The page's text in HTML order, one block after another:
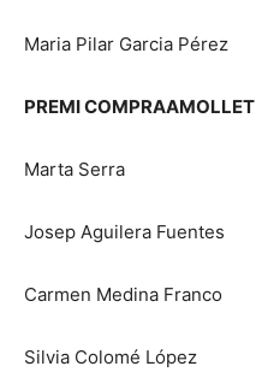
Maria Pilar Garcia Pérez
PREMI COMPRAAMOLLET
Marta Serra
Josep Aguilera Fuentes
Carmen Medina Franco
Silvia Colomé López